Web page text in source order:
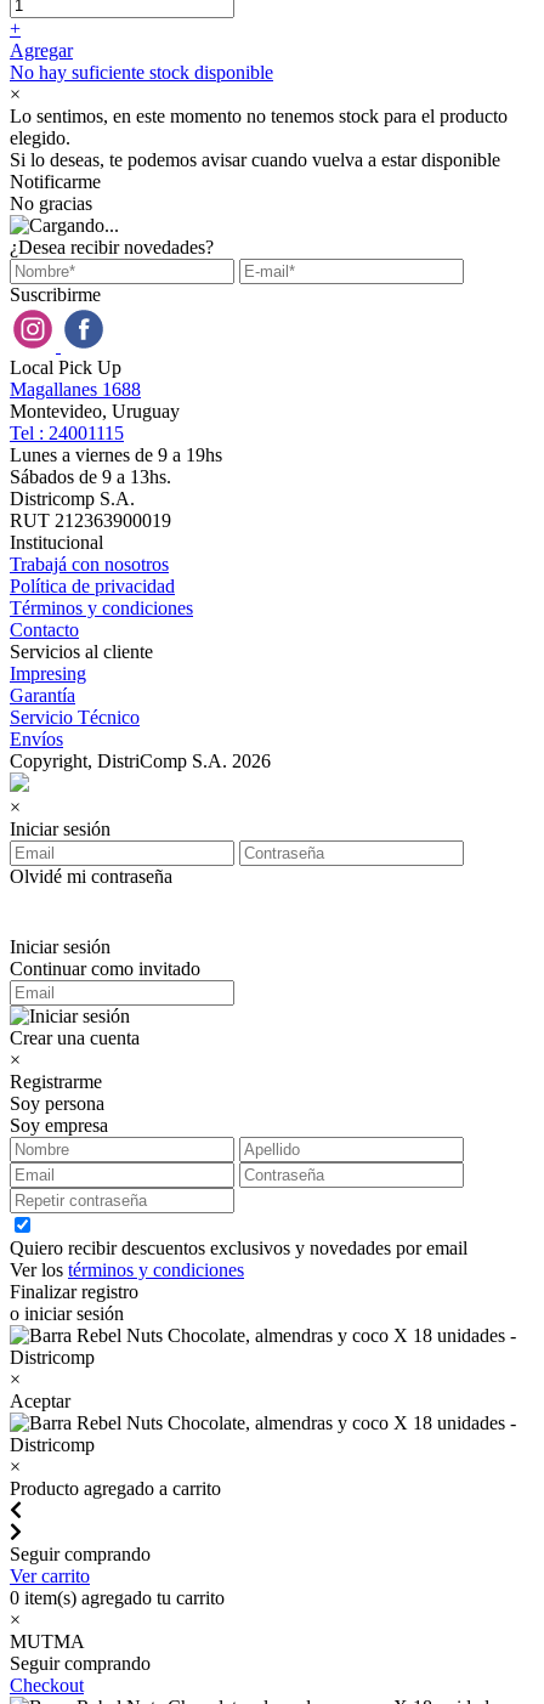
+
Agregar
No hay suficiente stock disponible
×
Lo sentimos, en este momento no tenemos stock para el producto
elegido.
Si lo deseas, te podemos avisar cuando vuelva a estar disponible
Notificarme
No gracias
¿Desea recibir novedades?
Suscribirme
Local Pick Up
Magallanes 1688
Montevideo, Uruguay
Tel : 24001115
Lunes a viernes de 9 a 19hs
Sábados de 9 a 13hs.
Districomp S.A.
RUT 212363900019
Institucional
Trabajá con nosotros
Política de privacidad
Términos y condiciones
Contacto
Servicios al cliente
Impresing
Garantía
Servicio Técnico
Envíos
Copyright, DistriComp S.A. 2026
×
Iniciar sesión
Olvidé mi contraseña
Iniciar sesión
Continuar como invitado
Crear una cuenta
×
Registrarme
Soy persona
Soy empresa
Quiero recibir descuentos exclusivos y novedades por email
Ver los términos y condiciones
Finalizar registro
o iniciar sesión
×
Aceptar
×
Producto agregado a carrito
Seguir comprando
Ver carrito
0 item(s) agregado tu carrito
×
MUTMA
Seguir comprando
Checkout